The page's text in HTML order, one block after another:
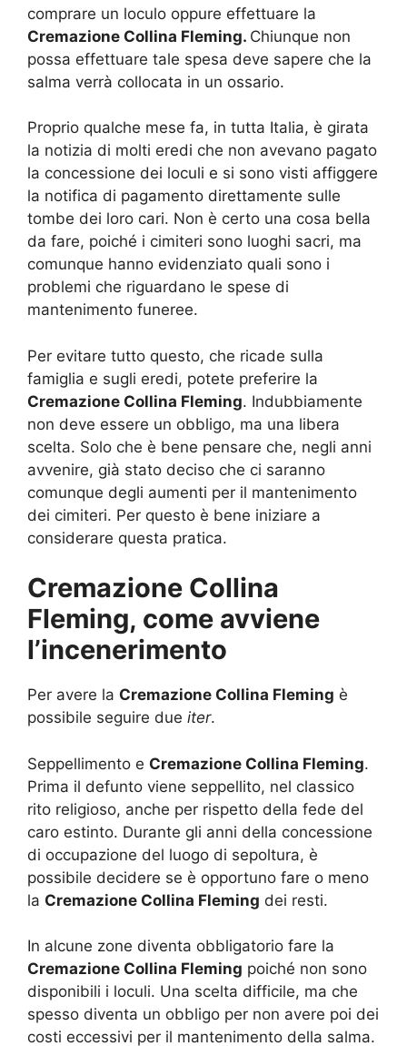
comprare un loculo oppure effettuare la
Cremazione Collina Fleming. Chiunque non
possa effettuare tale spesa deve sapere che la
salma verrà collocata in un ossario.
Proprio qualche mese fa, in tutta Italia, è girata
la notizia di molti eredi che non avevano pagato
la concessione dei loculi e si sono visti affiggere
la notifica di pagamento direttamente sulle
tombe dei loro cari. Non è certo una cosa bella
da fare, poiché i cimiteri sono luoghi sacri, ma
comunque hanno evidenziato quali sono i
problemi che riguardano le spese di
mantenimento funeree.
Per evitare tutto questo, che ricade sulla
famiglia e sugli eredi, potete preferire la
Cremazione Collina Fleming. Indubbiamente
non deve essere un obbligo, ma una libera
scelta. Solo che è bene pensare che, negli anni
avvenire, già stato deciso che ci saranno
comunque degli aumenti per il mantenimento
dei cimiteri. Per questo è bene iniziare a
considerare questa pratica.
Cremazione Collina
Fleming, come avviene
l’incenerimento
Per avere la Cremazione Collina Fleming è
possibile seguire due iter.
Seppellimento e Cremazione Collina Fleming.
Prima il defunto viene seppellito, nel classico
rito religioso, anche per rispetto della fede del
caro estinto. Durante gli anni della concessione
di occupazione del luogo di sepoltura, è
possibile decidere se è opportuno fare o meno
la Cremazione Collina Fleming dei resti.
In alcune zone diventa obbligatorio fare la
Cremazione Collina Fleming poiché non sono
disponibili i loculi. Una scelta difficile, ma che
spesso diventa un obbligo per non avere poi dei
costi eccessivi per il mantenimento della salma.